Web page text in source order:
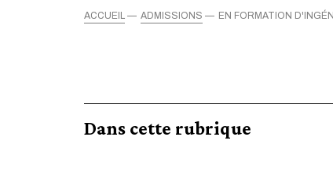
ACCUEIL ADMISSIONS EN FORMATION
Dans cette rubrique